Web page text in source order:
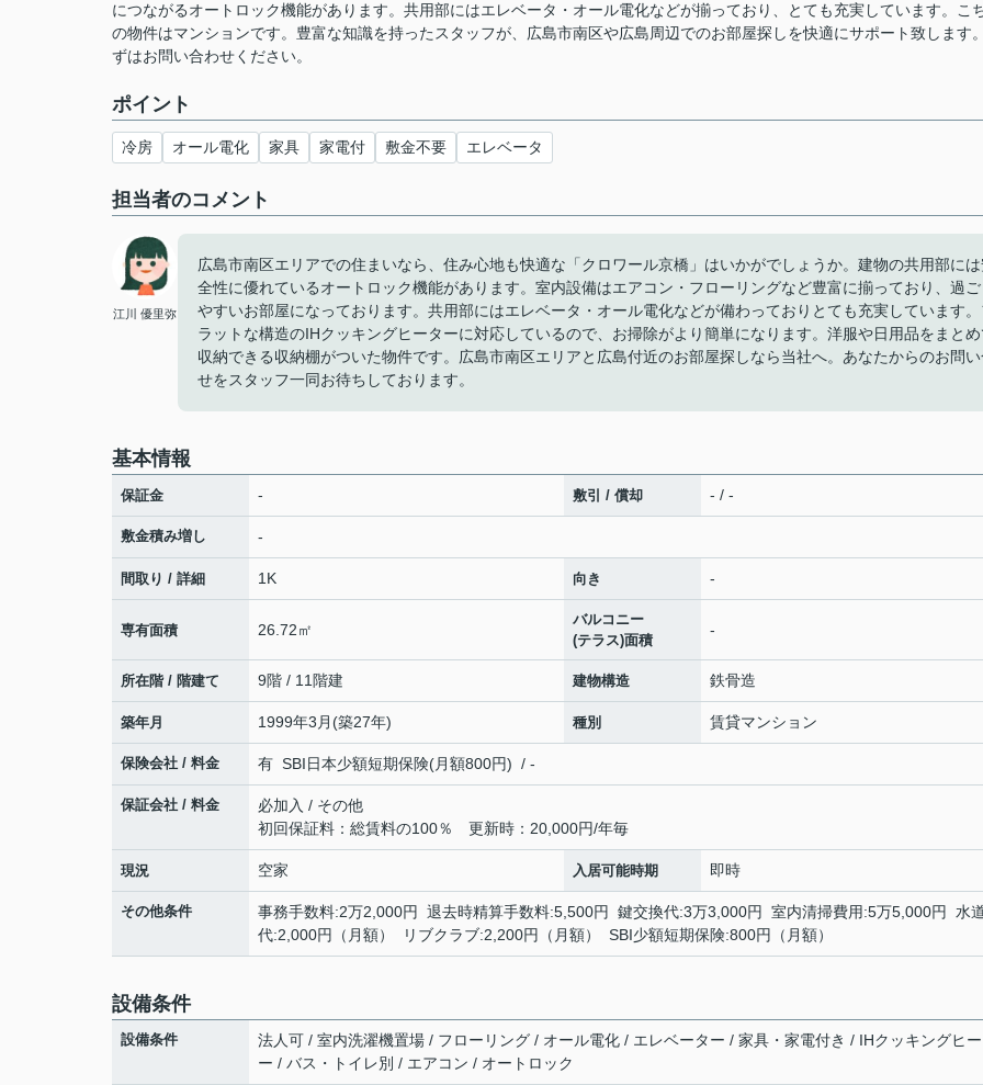
につながるオートロック機能があります。共用部にはエレベータ・オール電化などが揃っており、とても充実しています。こ
の物件はマンションです。豊富な知識を持ったスタッフが、広島市南区や広島周辺でのお部屋探しを快適にサポート致します
ずはお問い合わせください。
ポイント
冷房 オール電化 家具 家電付 敷金不要 エレベータ
担当者のコメント
江川 優里弥
広島市南区エリアでの住まいなら、住み心地も快適な「クロワール京橋」はいかがでしょうか。建物の共用部に
全性に優れているオートロック機能があります。室内設備はエアコン・フローリングなど豊富に揃っており、過
やすいお部屋になっております。共用部にはエレベータ・オール電化などが備わっておりとても充実しています
ラットな構造のIHクッキングヒーターに対応しているので、お掃除がより簡単になります。洋服や日用品をまと
収納できる収納棚がついた物件です。広島市南区エリアと広島付近のお部屋探しなら当社へ。あなたからのお問
せをスタッフ一同お待ちしております。
基本情報
保証金 - 敷引 / 償却 - / -
敷金積み増し -
間取り / 詳細 1K 向き -
専有面積 26.72㎡
バルコニー
(テラス)面積
-
所在階 / 階建て 9階 / 11階建 建物構造 鉄骨造
築年月 1999年3月(築27年) 種別 賃貸マンション
保険会社 / 料金 有 SBI日本少額短期保険(月額800円) / -
保証会社 / 料金
必加入 / その他
初回保証料：総賃料の100％ 更新時：20,000円/年毎
現況 空家 入居可能時期 即時
その他条件
事務手数料:2万2,000円 退去時精算手数料:5,500円 鍵交換代:3万3,000円 室内清掃費用:5万5,000円 水
代:2,000円（月額） リブクラブ:2,200円（月額） SBI少額短期保険:800円（月額）
設備条件
設備条件
法人可 / 室内洗濯機置場 / フローリング / オール電化 / エレベーター / 家具・家電付き / IHクッキングヒ
ー / バス・トイレ別 / エアコン / オートロック